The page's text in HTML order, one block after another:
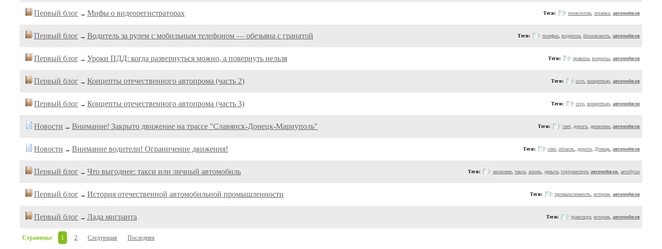
Первый блог → Мифы о видеорегистраторах Теги: технологии техника автомобили
Первый блог → Водитель за рулем с мобильным телефоном — обезьяна с гранатой Теги: телефон водители безопасность автомобили
Первый блог → Уроки ПДД: когда развернуться можно, а повернуть нельзя Теги: правила вопросы автомобили
Первый блог → Концепты отечественного автопрома (часть 2) Теги: ссср концепткар автомобили
Первый блог → Концепты отечественного автопрома (часть 3) Теги: ссср концепткар автомобили
Новости → Внимание! Закрыто движение на трассе "Славянск-Донецк-Мариуполь" Теги: снег, дорога движение автомобили
Новости → Внимание водители! Ограничение движения! Теги: снег, область дороги Донецк автомобили
Первый блог → Что выгоднее: такси или личный автомобиль Теги: экономия такси жизнь деньги гортранспорт, автомобили автобусы
Первый блог → История отечественной автомобильной промышленности Теги: промышленность история автомобили
Первый блог → Лада мигранта Теги: транспорт, история автомобили
Страницы: 1 2 Следующая Последняя